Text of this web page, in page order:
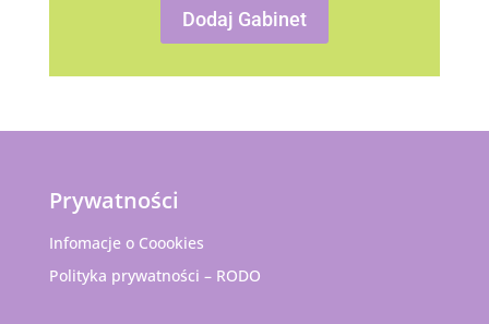
Dodaj Gabinet
Prywatności
Infomacje o Coookies
Polityka prywatności – RODO